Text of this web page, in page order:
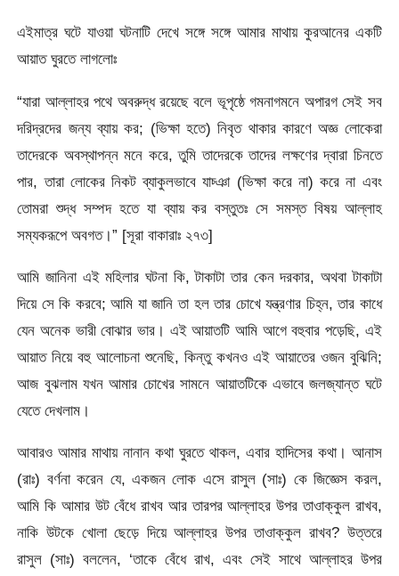
এইমাত্র ঘটে যাওয়া ঘটনাটি দেখে সঙ্গে সঙ্গে আমার মাথায় কুরআনের একটি
আয়াত ঘুরতে লাগলোঃ
“যারা আল্লাহর পথে অবরুদ্ধ রয়েছে বলে ভূপৃষ্ঠে গমনাগমনে অপারগ সেই সব
দরিদ্রদের জন্য ব্যায় কর; (ভিক্ষা হতে) নিবৃত থাকার কারণে অজ্ঞ লোকেরা
তাদেরকে অবস্থাপন্ন মনে করে, তুমি তাদেরকে তাদের লক্ষণের দ্বারা চিনতে
পার, তারা লোকের নিকট ব্যাকুলভাবে যাচ্ঞা (ভিক্ষা করে না) করে না এবং
তোমরা শুদ্ধ সম্পদ হতে যা ব্যায় কর বস্তুতঃ সে সমস্ত বিষয় আল্লাহ
সম্যকরূপে অবগত।” [সূরা বাকারাঃ ২৭৩]
আমি জানিনা এই মহিলার ঘটনা কি, টাকাটা তার কেন দরকার, অথবা টাকাটা
দিয়ে সে কি করবে; আমি যা জানি তা হল তার চোখে যন্ত্রণার চিহ্ন, তার কাধে
যেন অনেক ভারী বোঝার ভার। এই আয়াতটি আমি আগে বহুবার পড়েছি, এই
আয়াত নিয়ে বহু আলোচনা শুনেছি, কিন্তু কখনও এই আয়াতের ওজন বুঝিনি;
আজ বুঝলাম যখন আমার চোখের সামনে আয়াতটিকে এভাবে জলজ্যান্ত ঘটে
যেতে দেখলাম।
আবারও আমার মাথায় নানান কথা ঘুরতে থাকল, এবার হাদিসের কথা। আনাস
(রাঃ) বর্ণনা করেন যে, একজন লোক এসে রাসুল (সাঃ) কে জিজ্ঞেস করল,
আমি কি আমার উট বেঁধে রাখব আর তারপর আল্লাহর উপর তাওাক্কুল রাখব,
নাকি উটকে খোলা ছেড়ে দিয়ে আল্লাহর উপর তাওাক্কুল রাখব? উত্তরে
রাসুল (সাঃ) বললেন, ‘তাকে বেঁধে রাখ, এবং সেই সাথে আল্লাহর উপর